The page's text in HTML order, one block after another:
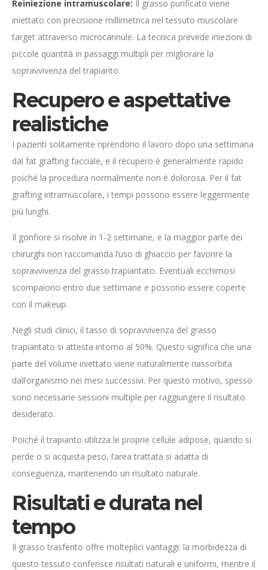
Reiniezione intramuscolare: Il grasso purificato viene
iniettato con precisione millimetrica nel tessuto muscolare
target attraverso microcannule. La tecnica prevede iniezioni di
piccole quantità in passaggi multipli per migliorare la
sopravvivenza del trapianto.
Recupero e aspettative
realistiche
I pazienti solitamente riprendono il lavoro dopo una settimana
dal fat grafting facciale, e il recupero è generalmente rapido
poiché la procedura normalmente non è dolorosa. Per il fat
grafting intramuscolare, i tempi possono essere leggermente
più lunghi.
Il gonfiore si risolve in 1-2 settimane, e la maggior parte dei
chirurghi non raccomanda l’uso di ghiaccio per favorire la
sopravvivenza del grasso trapiantato. Eventuali ecchimosi
scompaiono entro due settimane e possono essere coperte
con il makeup.
Negli studi clinici, il tasso di sopravvivenza del grasso
trapiantato si attesta intorno al 50%. Questo significa che una
parte del volume iniettato viene naturalmente riassorbita
dall’organismo nei mesi successivi. Per questo motivo, spesso
sono necessarie sessioni multiple per raggiungere il risultato
desiderato.
Poiché il trapianto utilizza le proprie cellule adipose, quando si
perde o si acquista peso, l’area trattata si adatta di
conseguenza, mantenendo un risultato naturale.
Risultati e durata nel
tempo
Il grasso trasferito offre molteplici vantaggi: la morbidezza di
questo tessuto conferisce risultati naturali e uniformi, mentre il